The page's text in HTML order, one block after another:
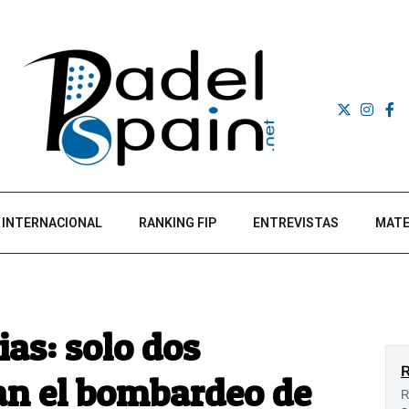
INTERNACIONAL RANKING FIP ENTREVISTAS
solo dos
el bombardeo de